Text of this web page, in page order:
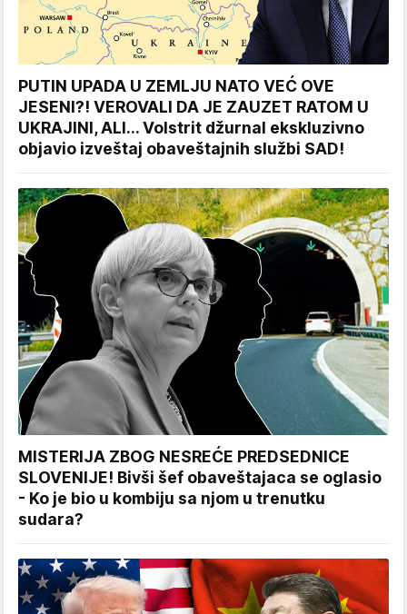
PUTIN UPADA U ZEMLJU NATO VEĆ OVE
JESENI?! VEROVALI DA JE ZAUZET RATOM U
UKRAJINI, ALI... Volstrit džurnal ekskluzivno
objavio izveštaj obaveštajnih službi SAD!
MISTERIJA ZBOG NESREĆE PREDSEDNICE
SLOVENIJE! Bivši šef obaveštajaca se oglasio
- Ko je bio u kombiju sa njom u trenutku
sudara?